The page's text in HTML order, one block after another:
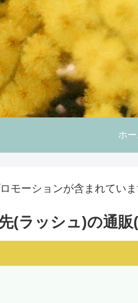
ホー
モーションが含まれていま
(ラッシュ)の通